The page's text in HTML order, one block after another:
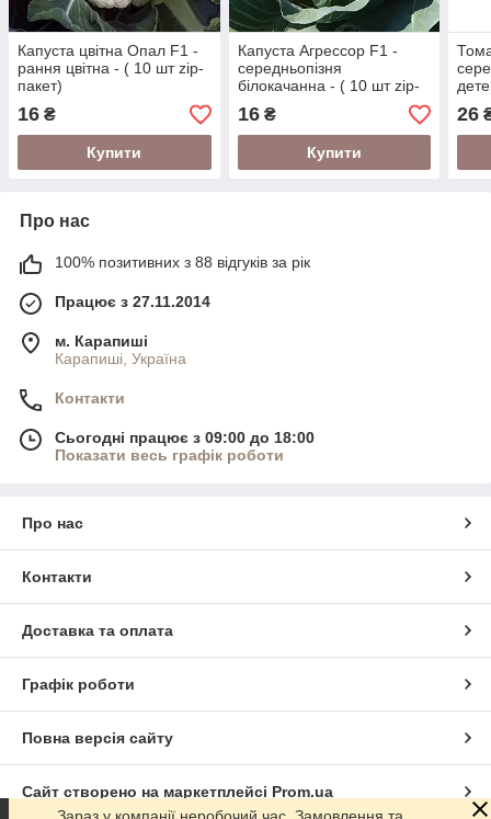
Капуста цвітна Опал F1 -
рання цвітна - ( 10 шт zip-
пакет)
16 ₴
Купити
Капуста Агрессор F1 -
середньопізня
білокачанна - ( 10 шт zip-
16₴
Купити
26
Про нас
100% позитивних з 88 відгуків за рік
Працює з 27.11.2014
м. Карапиші
Карапиші, Україна
Контакти
Сьогодні працює з 09:00 до 18:00
Показати весь графік роботи
Про нас
Контакти
Доставка та оплата
Графік роботи
Повна версія сайту
Сайт створено на маркетплейсі Prom.ua